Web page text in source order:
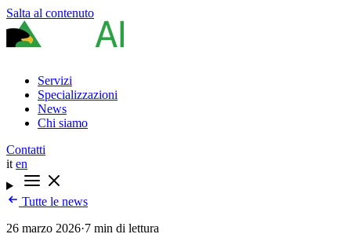
Salta al contenuto
Servizi
Specializzazioni
News
Chi siamo
Contatti
it en
Tutte le news
26 marzo 2026·7 min di lettura